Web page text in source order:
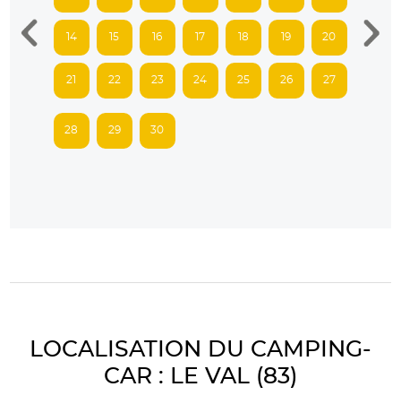
14 15 16 17 18 19 20
21 22 23 24 25 26 27
28 29 30
LOCALISATION DU CAMPING-
CAR : LE VAL (83)